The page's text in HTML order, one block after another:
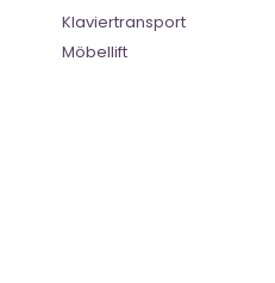
Klaviertransport
Möbellift